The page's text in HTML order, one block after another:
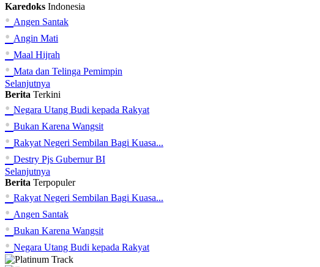
Karedoks Indonesia
• Angen Santak
• Angin Mati
• Maal Hijrah
• Mata dan Telinga Pemimpin
Selanjutnya
Berita Terkini
• Negara Utang Budi kepada Rakyat
• Bukan Karena Wangsit
• Rakyat Negeri Sembilan Bagi Kuasa...
• Destry Pjs Gubernur BI
Selanjutnya
Berita Terpopuler
• Rakyat Negeri Sembilan Bagi Kuasa...
• Angen Santak
• Bukan Karena Wangsit
• Negara Utang Budi kepada Rakyat